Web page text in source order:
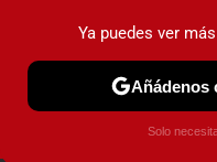
PRUEBAS COCHES
Ya puedes ver
Añádenos
Solo